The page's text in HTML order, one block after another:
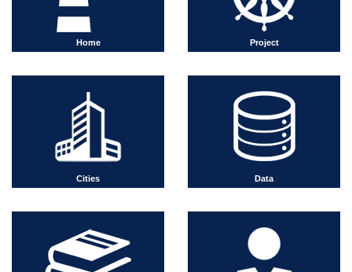
Home Project
Cities Data